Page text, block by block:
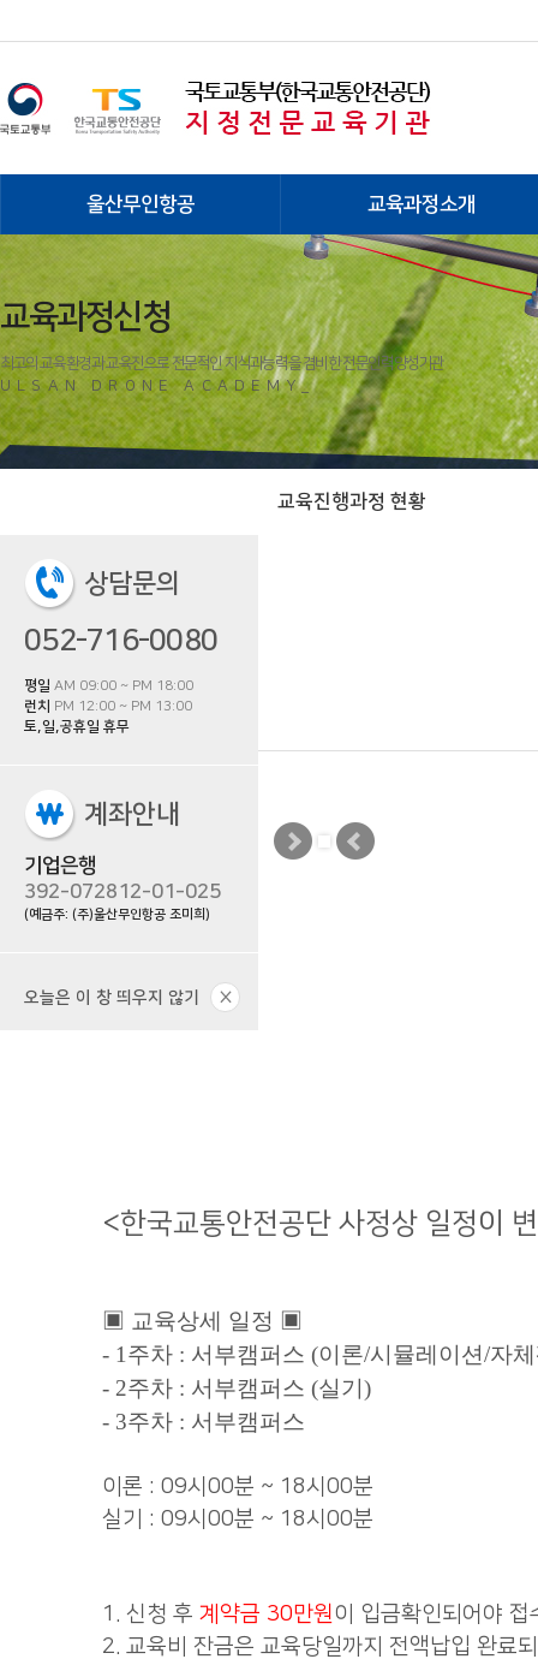
울산무인항공 교육과정소개
상담문의
052-716-0080
평일 AM 09:00 ~ PM 18:00
런치 PM 12:00 ~ PM 13:00
토,일,공휴일 휴무
계좌안내
기업은행
392-072812-01-025
(예금주: (주)울산무인항공 조미희)
오늘은 이 창 띄우지 않기 ×
교육과정신청
최고의 교육환경과 교육진으로 전문적인 지식과능력을 겸비한 전문인력양성기관
ULSAN DRONE ACADEMY_
교육진행과정 현황
<한국교통안전공단 사정상 일정이
▣ 교육상세 일정 ▣
- 1주차 : 서부캠퍼스 (이론/시뮬레이션/자
- 2주차 : 서부캠퍼스 (실기)
- 3주차 : 서부캠퍼스
이론 : 09시00분 ~ 18시00분
실기 : 09시00분 ~ 18시00분
1. 신청 후 계약금 30만원이 입금확인되어야 접
2. 교육비 잔금은 교육당일까지 전액납입 완료